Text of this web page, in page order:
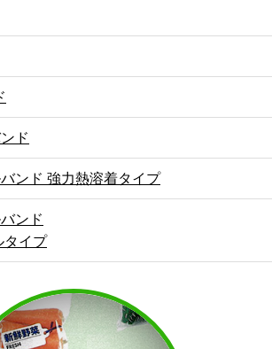
ド
ンド 強力熱溶着タイプ
ンド
タイプ